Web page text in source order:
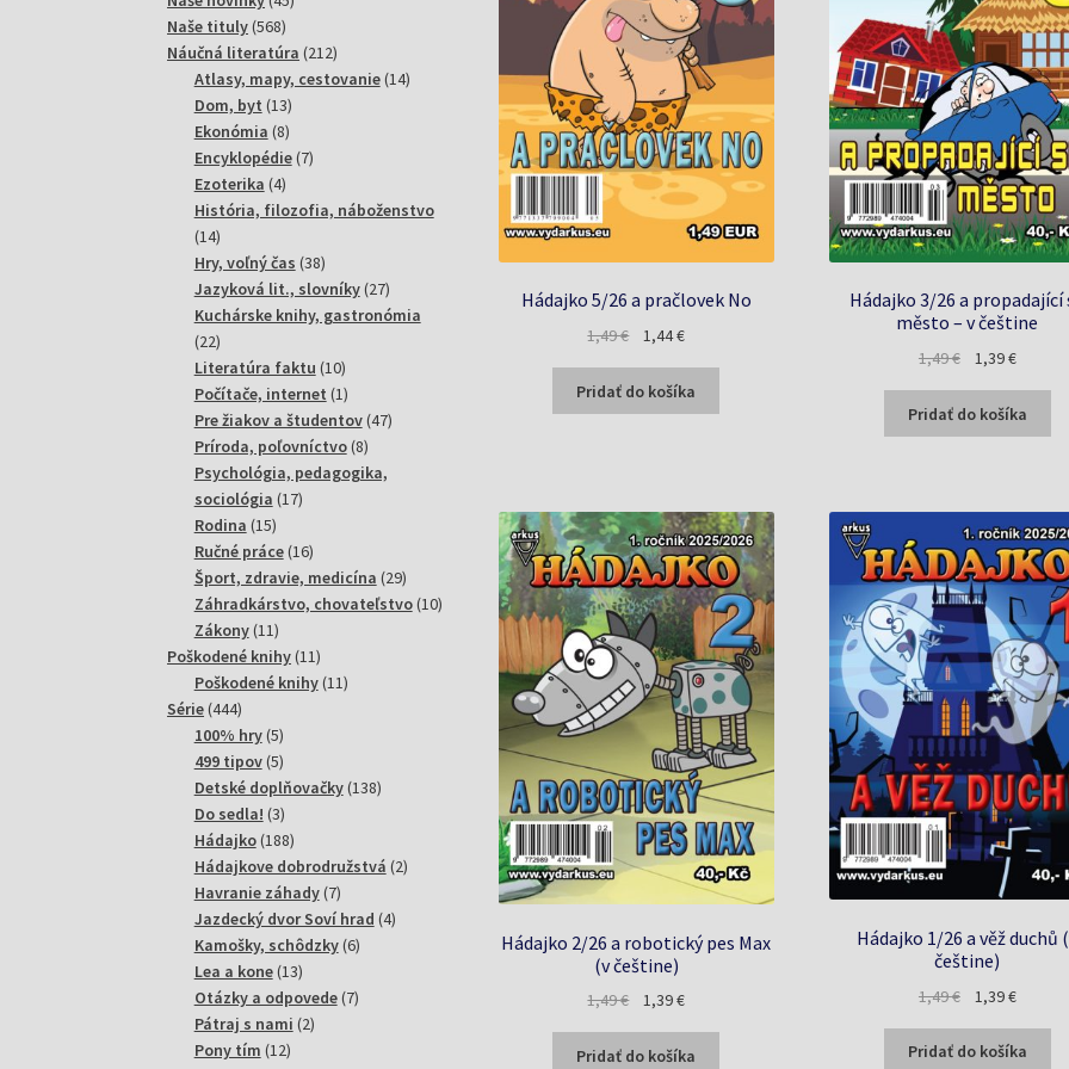
Hádajko 5/26 a pračlovek No
1,49€
Pôvodná
bola:
1,49 €.
1,44€Aktuálna
je:
1,44 €.
Pridať do košíka
Hádajko 3/26 a propadající
město – v češtine
1,49€
Pôvodná
bola:
1,49 €.
1,39€Aktuálna
je:
1,39 €.
Pridať do košíka
Hádajko 2/26 a robotický pes Max
(v češtine)
1,49€
Pôvodná
bola:
1,39€Aktuálna
je:
Pridať do košíka
Hádajko 1/26 a věž duchů
češtine)
1,49€
Pôvodná
bola:
1,39€Aktuálna
je:
Pridať do košíka
Naše tituly 568568
produktov
Náučná literatúra 212212
produktov
Atlasy, mapy, cestovanie 1414
Dom, byt 1313
produktov
Ekonómia 88
produktov
Encyklopédie 77
Ezoterika 44
produkty
História, filozofia, náboženstvo
1414
produktov
Hry, voľný čas 3838
produktov
Jazyková lit., slovníky 2727
produktov
Kuchárske knihy, gastronómia
2222
produktov
Literatúra faktu 1010
produktov
Počítače, internet 11
produkt
Pre žiakov a študentov 4747
Príroda, poľovníctvo 88
produktov
Psychológia, pedagogika,
sociológia 1717
Rodina 1515
produktov
Ručné práce 1616
produktov
Šport, zdravie, medicína 2929
produktov
Záhradkárstvo, chovateľstvo 1010
produktov
Zákony 1111
produktov
Poškodené knihy 1111
produktov
Poškodené knihy 1111
Série 444444
produktov
100% hry 55
produktov
499 tipov 55
produktov
Detské doplňovačky 138138
Do sedla! 33
produkty
Hádajko 188188
produktov
Hádajkove dobrodružstvá 22
Havranie záhady 77
produktov
Jazdecký dvor Soví hrad 44
Kamošky, schôdzky 66
Lea a kone 1313
produktov
Otázky a odpovede 77
Pátraj s nami 22
Pony tím 1212